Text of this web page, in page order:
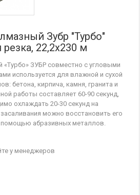
Зубр "Турбо"
22,2х230 м
«Турбо» ЗУБР совместно с угловыми
используется для влажной и сухой
бетона, кирпича, камня, гранита и
работы составляет 60-90 секунд,
охлаждать 20-30 секунд на
можно восстановить его
абразивных металлов.
у менеджеров